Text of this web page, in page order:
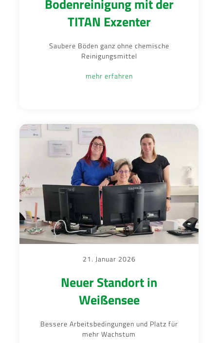
Bodenreinigung mit der
TITAN Exzenter
Saubere Böden ganz ohne chemische
Reinigungsmittel
mehr erfahren
21. Januar 2026
Neuer Standort in
Weißensee
Bessere Arbeitsbedingungen und Platz für
mehr Wachstum